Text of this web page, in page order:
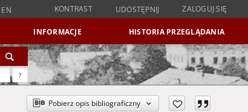
EN KONTRAST UDOSTĘPNIJ ZALOGUJ SIĘ
INFORMACJE HISTORIA PRZEGLĄDANIA
?
Pobierz opis bibliograficzny